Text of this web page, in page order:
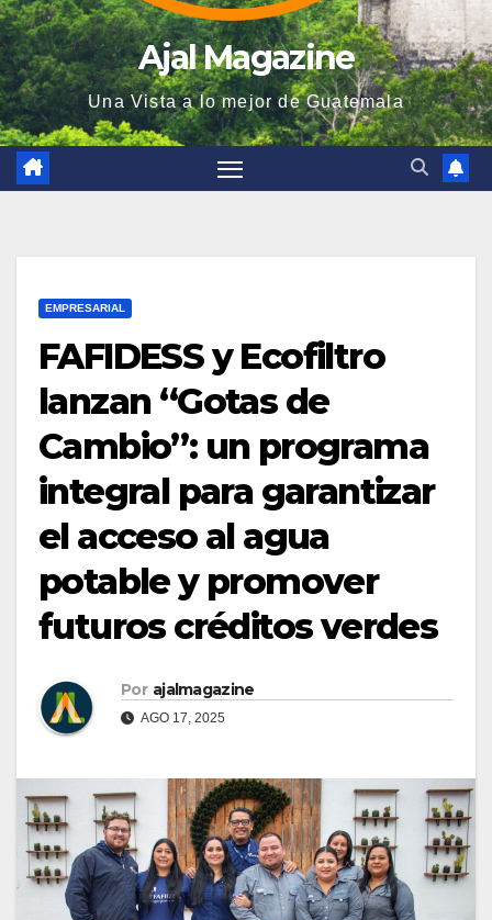
Ajal Magazine
Una Vista a lo mejor de Guatemala
EMPRESARIAL
FAFIDESS y Ecofiltro
lanzan “Gotas de
Cambio”: un programa
integral para garantizar
el acceso al agua
potable y promover
futuros créditos verdes
Por ajalmagazine
AGO 17, 2025